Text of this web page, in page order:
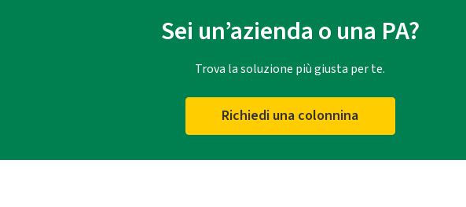
Sei un’azienda o una PA?
Trova la soluzione più giusta per te.
Richiedi una colonnina